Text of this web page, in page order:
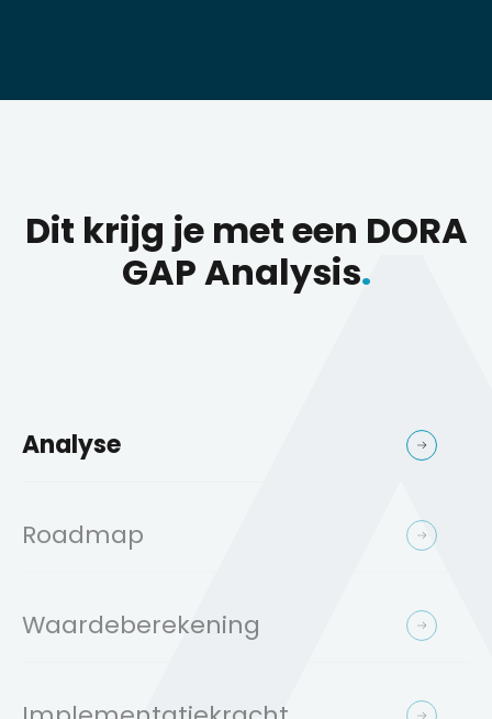
Dit krijg je met een DORA
GAP Analysis.
Analyse
Roadmap
Waardeberekening